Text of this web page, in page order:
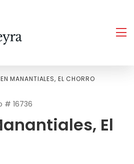
MANANTIALES, EL CHORRO
# 16736
El